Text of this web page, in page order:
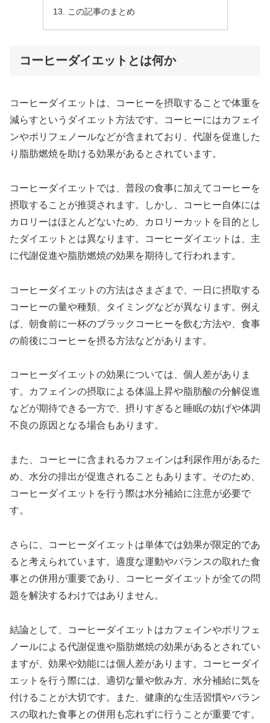
この記事のまとめ
コーヒーダイエットとは何か
コーヒーダイエットは、コーヒーを摂取することで体重を
減らすというダイエット方法です。コーヒーにはカフェイ
ンやポリフェノールなどが含まれており、代謝を促進した
り脂肪燃焼を助ける効果があるとされています。
コーヒーダイエットでは、普段の食事に加えてコーヒーを
摂取することが推奨されます。しかし、コーヒー自体には
カロリーはほとんどないため、カロリーカットを目的とし
たダイエットとは異なります。コーヒーダイエットは、主
に代謝促進や脂肪燃焼の効果を期待して行われます。
コーヒーダイエットの方法はさまざまで、一日に摂取する
コーヒーの量や種類、タイミングなどが異なります。例え
ば、朝食前に一杯のブラックコーヒーを飲む方法や、食事
の前後にコーヒーを摂る方法などがあります。
コーヒーダイエットの効果については、個人差がありま
す。カフェインの摂取による体温上昇や脂肪酸の分解促進
などが期待できる一方で、摂りすぎると睡眠の妨げや体調
不良の原因となる場合もあります。
また、コーヒーに含まれるカフェインは利尿作用があるた
め、水分の排出が促進されることもあります。そのため、
コーヒーダイエットを行う際は水分補給に注意が必要で
す。
さらに、コーヒーダイエットは単体では効果が限定的であ
ると考えられています。適度な運動やバランスの取れた食
事との併用が重要であり、コーヒーダイエットが全ての問
題を解決するわけではありません。
結論として、コーヒーダイエットはカフェインやポリフェ
ノールによる代謝促進や脂肪燃焼の効果があるとされてい
ますが、効果や効能には個人差があります。コーヒーダイ
エットを行う際には、適切な量や飲み方、水分補給に気を
付けることが大切です。また、健康的な生活習慣やバラン
スの取れた食事との併用も忘れずに行うことが重要です。